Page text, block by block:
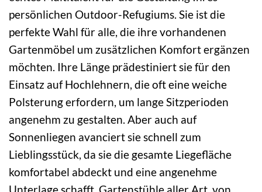
persönlichen Outdoor-Refugiums. Sie ist die
perfekte Wahl für alle, die ihre vorhandenen
Gartenmöbel um zusätzlichen Komfort ergänzen
möchten. Ihre Länge prädestiniert sie für den
Einsatz auf Hochlehnern, die oft eine weiche
Polsterung erfordern, um lange Sitzperioden
angenehm zu gestalten. Aber auch auf
Sonnenliegen avanciert sie schnell zum
Lieblingsstück, da sie die gesamte Liegefläche
komfortabel abdeckt und eine angenehme